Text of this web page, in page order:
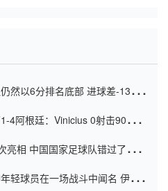
然以6分排名底部 进球差-13令人
4阿根廷：Vinicius 0射击90分钟
相 中国国家足球队错过了世界
轻球员在一场战斗中闻名 伊万放